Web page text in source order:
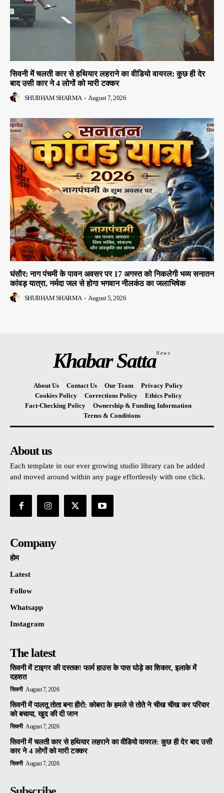
सिवनी में चलती कार से हथियार लहराने का वीडियो वायरल: कुछ ही देर
बाद उसी कार ने 4 लोगों को मारी टक्कर
SHUBHAM SHARMA - August 7, 2026
घंसौर: नाग पंचमी के पावन अवसर पर 17 अगस्त को निकलेगी भव्य सनातन
कांवड़ यात्रा, नर्मदा जल से होगा भगवान नीलकंठ का जलाभिषेक
SHUBHAM SHARMA - August 5, 2026
Khabar SattaNews
About Us Contact Us Our Team
Privacy Policy
Cookies Policy
Corrections Policy
Ethics Policy
Fact-Checking Policy
Ownership & Funding Information
Terms & Conditions
About us
Each template in our ever growing studio library can be added
and moved around within any page effortlessly with one click.
Company
होम
Latest
Follow
Whatsapp
Instagram
The latest
सिवनी में टाइगर की दस्तक! फार्म हाउस के पास घोड़े का शिकार, इलाके में
दहशत
सिवनी August 7, 2026
सिवनी में पालतू तोता बना हीरो: कोबरा के हमले से तोते ने चीख चीख कर परिवार
को बचाया, खुद की दी जान
सिवनी August 7, 2026
सिवनी में चलती कार से हथियार लहराने का वीडियो वायरल: कुछ ही देर बाद उसी
कार ने 4 लोगों को मारी टक्कर
सिवनी August 7, 2026